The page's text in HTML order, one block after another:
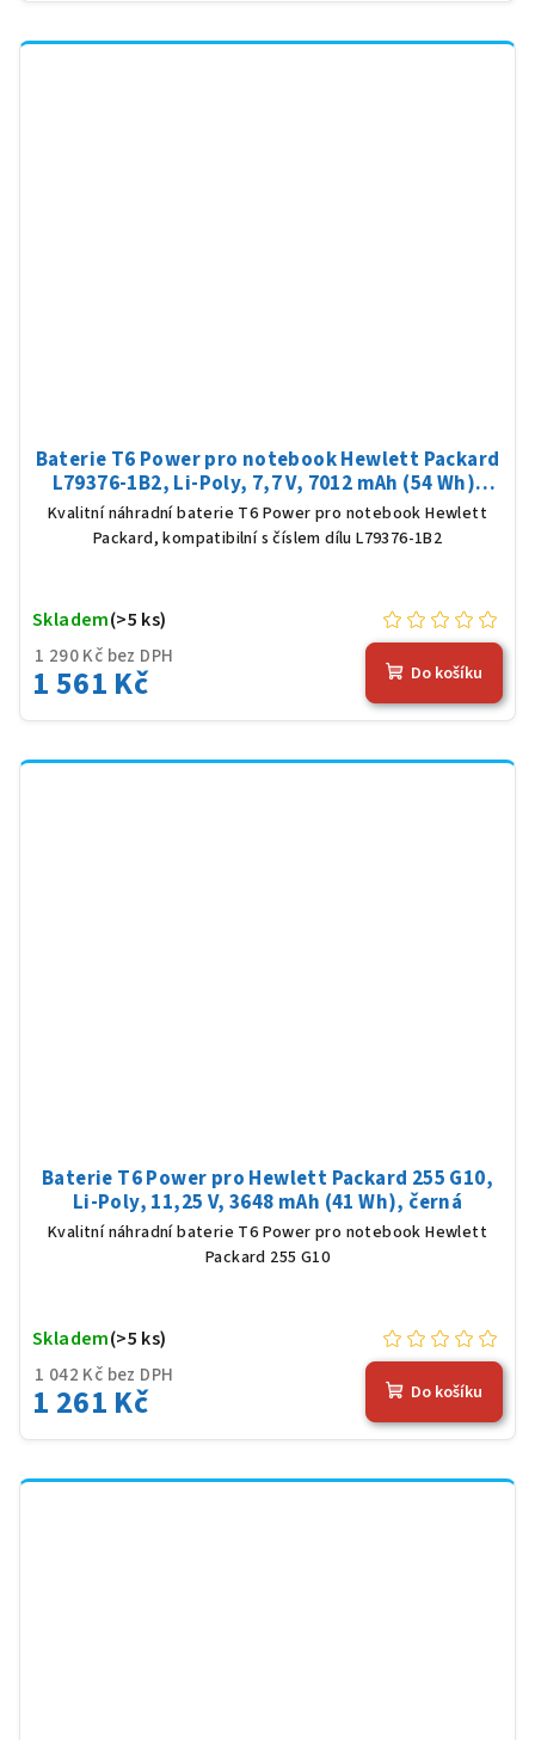
Baterie T6 Power pro notebook Hewlett Packard
L79376-1B2, Li-Poly, 7,7 V, 7012 mAh (54 Wh),
černá
Kvalitní náhradní baterie T6 Power pro notebook Hewlett
Packard, kompatibilní s číslem dílu L79376-1B2
1 290 Kč bez DPH
1 561 Kč
Skladem(>5 ks)
Do košíku
Baterie T6 Power pro Hewlett Packard 255 G10,
Li-Poly, 11,25 V, 3648 mAh (41 Wh), černá
Kvalitní náhradní baterie T6 Power pro notebook Hewlett
Packard 255 G10
1 042 Kč bez DPH
1 261 Kč
Skladem(>5 ks)
Do košíku